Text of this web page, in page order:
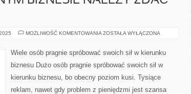
MOŻLIWOŚĆ KOMENTOWANIA SĄDZĄC
BIZNESIE
NALEŻY
SOBIE
ZOSTAŁA WYŁĄCZONA
Wiele osób pragnie spróbować swoich sił w kierunku
biznesu Dużo osób pragnie spróbować swoich sił w
kierunku biznesu, bo obecny poziom kusi. Tysiące
reklam, nawet gdy problem z pieniędzmi jest szansa